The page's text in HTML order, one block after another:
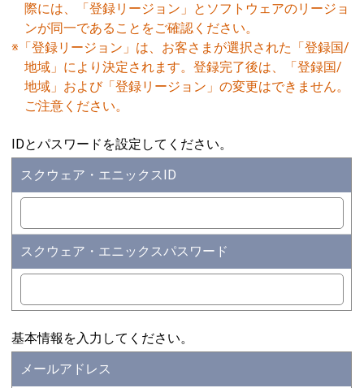
際には、「登録リージョン」とソフトウェアのリージョ
ンが同一であることをご確認ください。
※「登録リージョン」は、お客さまが選択された「登録国/
地域」により決定されます。登録完了後は、「登録国/
地域」および「登録リージョン」の変更はできません。
ご注意ください。
IDとパスワードを設定してください。
スクウェア・エニックスID
スクウェア・エニックスパスワード
基本情報を入力してください。
メールアドレス